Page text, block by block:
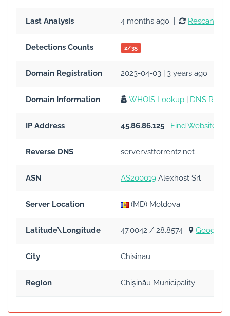
Last Analysis 4 months ago | Rescan
Detections Counts 2/35
Domain Registration 2023-04-03 | 3 years ago
Domain Information WHOIS Lookup DNS
IP Address 45.86.86.125 Find Websites
Reverse DNS server.vsttorrentz.net
ASN AS200019 Alexhost Srl
Server Location (MD) Moldova
Latitude\Longitude 47.0042 / 28.8574 Google
City Chisinau
Region Chișinău Municipality